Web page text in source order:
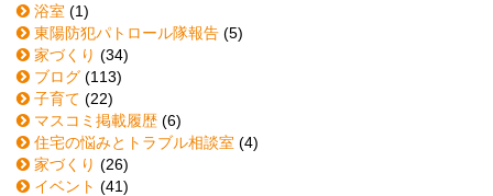
浴室 (1)
東陽防犯パトロール隊報告 (5)
家づくり (34)
ブログ (113)
子育て (22)
マスコミ掲載履歴 (6)
住宅の悩みとトラブル相談室 (4)
家づくり (26)
イベント (41)